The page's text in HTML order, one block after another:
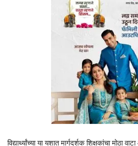
विद्यार्थ्यांच्या या यशात मार्गदर्शक शिक्षकांचा मोठा